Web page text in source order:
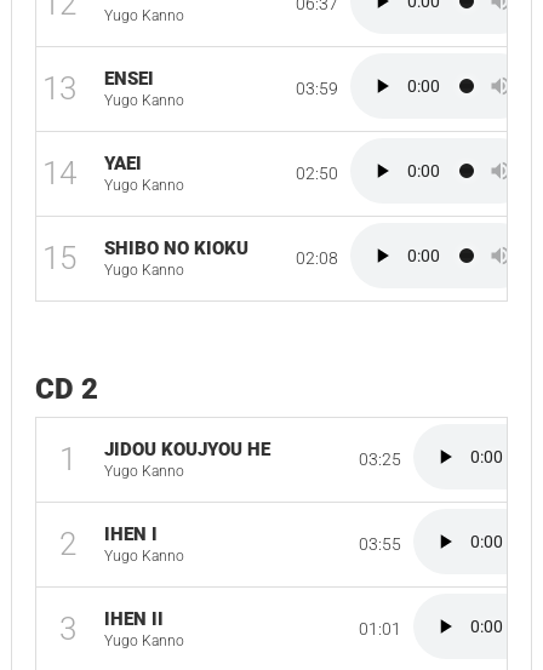
Yugo Kanno
13 ENSEI
Yugo Kanno
03:59
14 YAEI
Yugo Kanno
02:50
15 SHIBO NO KIOKU
Yugo Kanno
02:08
CD 2
1 JIDOU KOUJYOU HE
Yugo Kanno
03:25
2 IHEN I
Yugo Kanno
03:55
3 IHEN II
Yugo Kanno
01:01